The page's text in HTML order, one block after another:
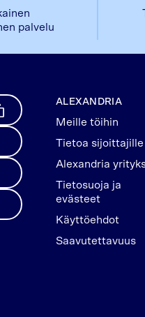
palvelu
ALEXANDRIA
Meille töihin
Tietoa sijoittajille
Alexandria
Tietosuoja ja
evästeet
Käyttöehdot
Saavutettavuus